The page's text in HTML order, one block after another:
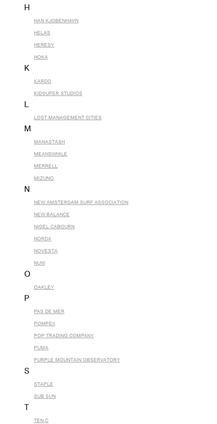
H
HAN KJOBENHAVN
HELAS
HERESY
HOKA
K
KARDO
KIDSUPER STUDIOS
L
LOST MANAGEMENT CITIES
M
MANASTASH
MEANSWHILE
MERRELL
MIZUNO
N
NEW AMSTERDAM SURF ASSOCIATION
NEW BALANCE
NIGEL CABOURN
NORDA
NOVESTA
NUW
O
OAKLEY
P
PAS DE MER
POMPEII
POP TRADING COMPANY
PUMA
PURPLE MOUNTAIN OBSERVATORY
S
STAPLE
SUB SUN
TEN C